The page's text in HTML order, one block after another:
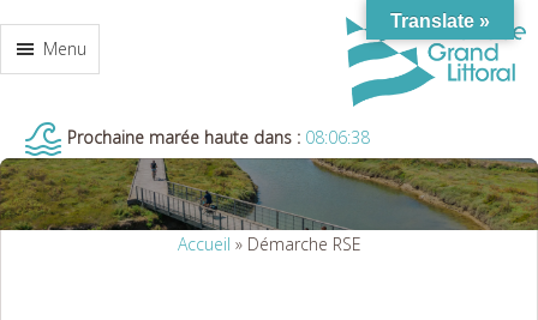
Menu
Prochaine marée haute dans : 08:06:38
Accueil » Démarche RSE
Translate »